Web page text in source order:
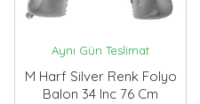
Aynı Gün Teslimat
M Harf Silver Renk Folyo
Balon 34 Inc 76 Cm